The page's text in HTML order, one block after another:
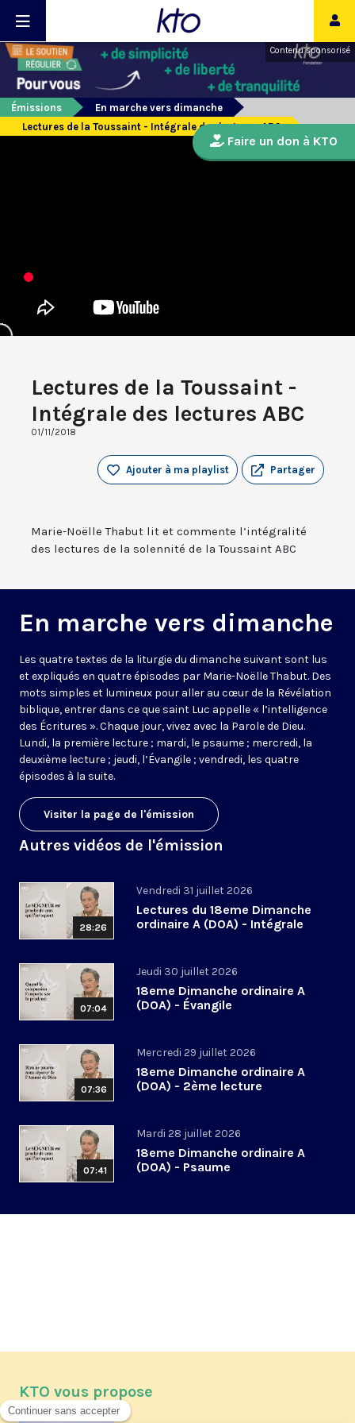
Contenu sponsorisé
Émissions
En marche vers dimanche
Lectures de la Toussaint - Intégrale des lectures ABC
Lectures de la Toussaint -
Intégrale des lectures ABC
01/11/2018
Partager
Ajouter à ma playlist
Marie-Noëlle Thabut lit et commente l’intégralité
des lectures de la solennité de la Toussaint ABC
En marche vers dimanche
Les quatre textes de la liturgie du dimanche suivant sont lus
et expliqués en quatre épisodes par Marie-Noëlle Thabut. Des
mots simples et lumineux pour aller au cœur de la Révélation
biblique, entrer dans ce que saint Luc appelle « l’intelligence
des Écritures ». Chaque jour, vivez avec la Parole de Dieu.
Lundi, la première lecture ; mardi, le psaume ; mercredi, la
deuxième lecture ; jeudi, l’Évangile ; vendredi, les quatre
épisodes à la suite.
Visiter la page de l'émission
Autres vidéos de l'émission
28:26
Vendredi 31 juillet 2026
Lectures du 18eme Dimanche
ordinaire A (DOA) - Intégrale
07:04
Jeudi 30 juillet 2026
18eme Dimanche ordinaire A
(DOA) - Évangile
07:36
Mercredi 29 juillet 2026
18eme Dimanche ordinaire A
(DOA) - 2ème lecture
07:41
Mardi 28 juillet 2026
18eme Dimanche ordinaire A
(DOA) - Psaume
Faire un don à KTO
KTO vous propose